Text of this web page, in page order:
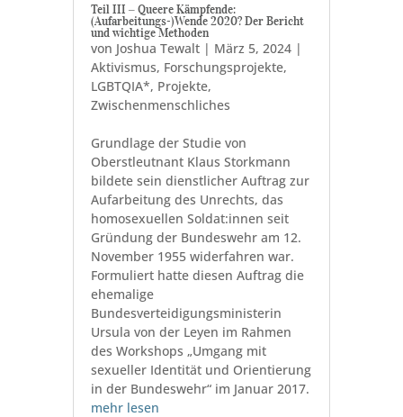
Teil III ‒ Queere Kämpfende:
(Aufarbeitungs-)Wende 2020? Der Bericht
und wichtige Methoden
von Joshua Tewalt| März 5, 2024|
Aktivismus, Forschungsprojekte,
LGBTQIA*, Projekte,
Zwischenmenschliches
Grundlage der Studie von
Oberstleutnant Klaus Storkmann
bildete sein dienstlicher Auftrag zur
Aufarbeitung des Unrechts, das
homosexuellen Soldat:innen seit
Gründung der Bundeswehr am 12.
November 1955 widerfahren war.
Formuliert hatte diesen Auftrag die
ehemalige
Bundesverteidigungsministerin
Ursula von der Leyen im Rahmen
des Workshops „Umgang mit
sexueller Identität und Orientierung
in der Bundeswehr“ im Januar 2017.
mehr lesen